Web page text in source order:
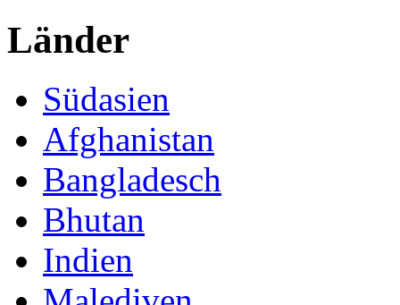
Länder
Südasien
Afghanistan
Bangladesch
Bhutan
Indien